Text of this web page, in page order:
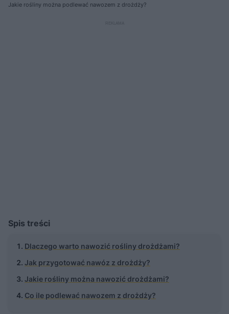
Jakie rośliny można podlewać nawozem z drożdży?
Spis treści
Dlaczego warto nawozić rośliny drożdżami?
Jak przygotować nawóz z drożdży?
Jakie rośliny można nawozić drożdżami?
Co ile podlewać nawozem z drożdży?